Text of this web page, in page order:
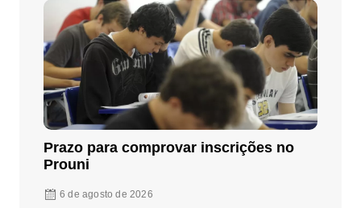
Prazo para comprovar inscrições no
Prouni
6 de agosto de 2026